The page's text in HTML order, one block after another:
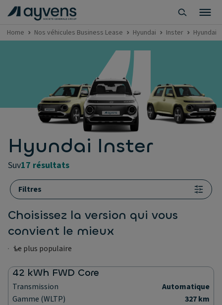
Home Nos véhicules Business Lease Hyundai Inster Hyundai
Hyundai Inster
suv17 résultats
Filtres
Choisissez la version qui vous
convient le mieux
42 kWh FWD Core
Transmission
Automatique
Gamme (WLTP)
327 km